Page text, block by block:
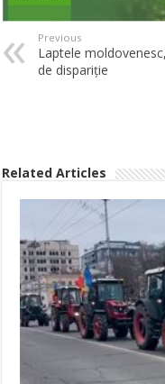
Previous
Laptele
de dispariție
Related Articles